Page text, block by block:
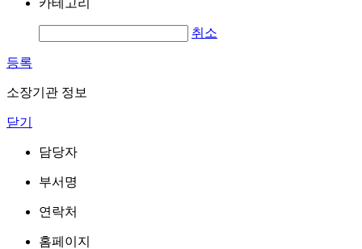
취소
등록
소장기관 정보
닫기
담당자
부서명
연락처
홈페이지